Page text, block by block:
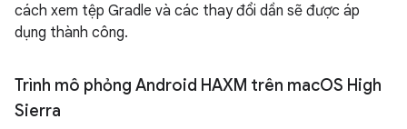
cách xem tệp Gradle và các thay đổi dần sẽ được áp
dụng thành công.
Trình mô phỏng Android HAXM trên macOS High
Sierra